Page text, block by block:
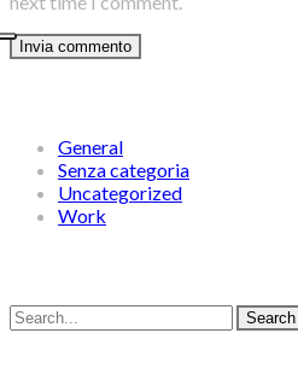
General
Senza categoria
Uncategorized
Work
Search